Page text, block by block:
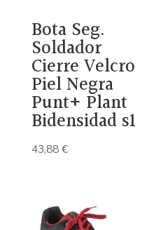
Bota Seg.
Soldador
Cierre Velcro
Piel Negra
Punt+ Plant
Bidensidad s1
43,88€